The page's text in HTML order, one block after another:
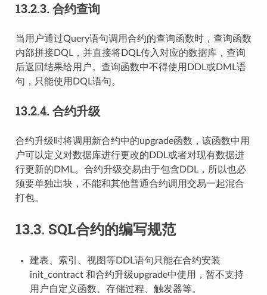
13.2.3. 合约查询
当用户通过Query语句调用合约的查询函数时，查询函数
内部拼接DQL，并直接将DQL传入对应的数据库，查询
后返回结果给用户。查询函数中不得使用DDL或DML语
句，只能使用DQL语句。
13.2.4. 合约升级
合约升级时将调用新合约中的upgrade函数，该函数中用
户可以定义对数据库进行更改的DDL或者对现有数据进
行更新的DML。合约升级交易由于包含DDL，所以也必
须要单独出块，不能和其他普通合约调用交易一起混合
打包。
13.3. SQL合约的编写规范
建表、索引、视图等DDL语句只能在合约安装
init_contract 和合约升级upgrade中使用，暂不支持
用户自定义函数、存储过程、触发器等。